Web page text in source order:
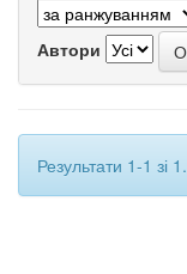
Автори
Результати 1-1 зі 1.